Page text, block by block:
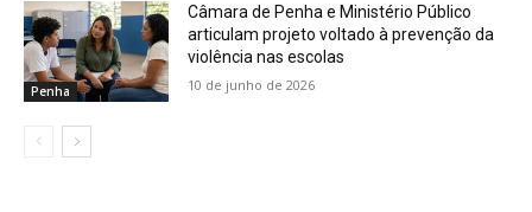
Penha
Câmara de Penha e Ministério Público
articulam projeto voltado à prevenção da
violência nas escolas
10 de junho de 2026